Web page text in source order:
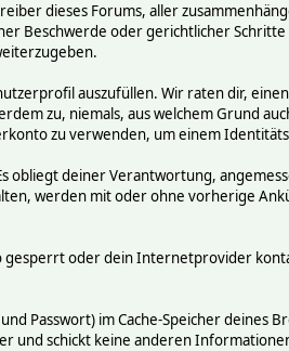
dieses Forums, aller
Beschwerde oder gerichtlicher
auszufüllen. Wir raten dir,
zu, niemals, aus welchem Grund
zu verwenden, um einem
obliegt deiner Verantwortung,
werden mit oder ohne vorherige
oder dein Internetprovider
Passwort) im Cache-Speicher deines
und schickt keine anderen